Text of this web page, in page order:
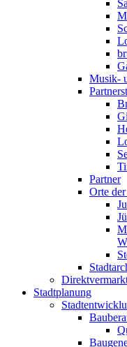
Musik-
Partner
Orte
Stadtplanung